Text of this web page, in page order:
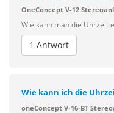
OneConcept V-12
Wie kann man die Uhrzeit
1 Antwort
Wie kann ich die
oneConcept V-16-BT